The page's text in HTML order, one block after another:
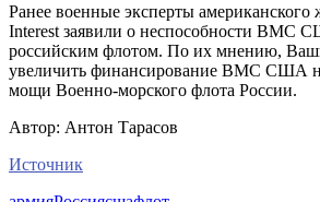
Ранее военные эксперты американского
Interest заявили о неспособности ВМС
российским флотом. По их мнению,
увеличить финансирование ВМС США
мощи Военно-морского флота России.
Автор: Антон Тарасов
Источник